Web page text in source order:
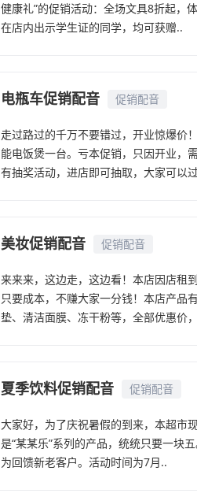
健康礼”的促销活动：全场文具8折起，
在店内出示学生证的同学，均可获赠..
电瓶车促销配音 促销配音
走过路过的千万不要错过，开业惊爆价
能电饭煲一台。亏本促销，只因开业，
有抽奖活动，进店即可抽取，大家可以
美妆促销配音 促销配音
来来来，这边走，这边看！本店因店租
只要成本，不赚大家一分钱！本店产品
垫、清洁面膜、冻干粉等，全部优惠价
夏季饮料促销配音 促销配音
大家好，为了庆祝暑假的到来，本超市
是“某某乐”系列的产品，统统只要一块
为回馈新老客户。活动时间为7月..